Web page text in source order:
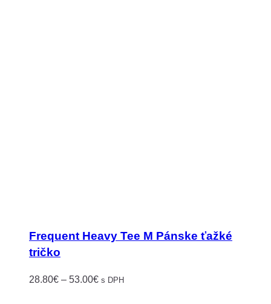
Frequent Heavy Tee M Pánske ťažké
tričko
28.80€ – 53.00€Price
s DPH